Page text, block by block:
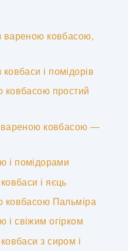
вареною ковбасою,
і помідорів
ковбасою простий
вареною ковбасою —
і помідорами
і яєць
ковбасою Пальміра
і свіжим огірком
з сиром і